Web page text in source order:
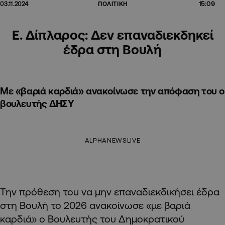
03.11.2024 ΠΟΛΙΤΙΚΗ 15:09
Ε. Δίπλαρος: Δεν επαναδιεκδηκεί
έδρα στη Βουλή
Με «βαριά καρδιά» ανακοίνωσε την απόφαση του ο
βουλευτής ΔΗΣΥ
ALPHANEWSLIVE
Την πρόθεση του να μην επαναδιεκδικήσει έδρα
στη Βουλή το 2026 ανακοίνωσε «με βαριά
καρδιά» ο Βουλευτής του Δημοκρατικού